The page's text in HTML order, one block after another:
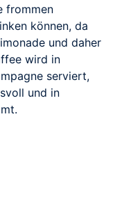
frommen
können, da
und daher
wird in
serviert,
und in